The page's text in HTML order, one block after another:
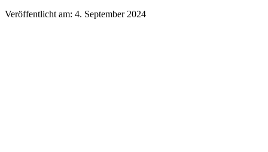
Veröffentlicht am: 4. September 2024